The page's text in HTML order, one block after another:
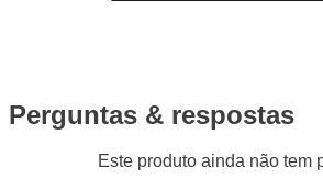
Perguntas & respostas
Este produto ainda não tem